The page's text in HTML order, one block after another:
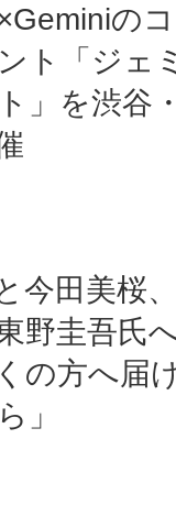
のコ
ト「ジェミ
」を渋谷・
今田美桜、
野圭吾氏
の方へ届
」